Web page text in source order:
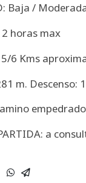
Baja /
2 horas max
5/6 Kms
m. Descenso:
a